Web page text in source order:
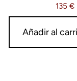
135 €
Añadir al